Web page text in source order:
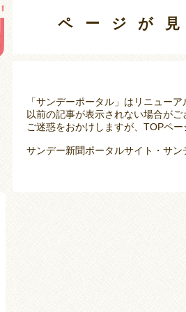
ページが
「サンデーポータル」はリニューア
以前の記事が表示されない場合がご
ご迷惑をおかけしますが、TOPペ
サンデー新聞ポータルサイト・サ